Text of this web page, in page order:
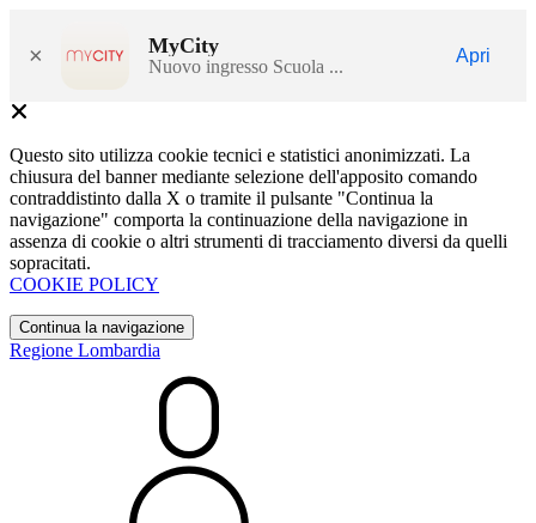
× MyCity
Nuovo ingresso Scuola ...
Apri
Questo sito utilizza cookie tecnici e statistici anonimizzati. La
chiusura del banner mediante selezione dell'apposito comando
contraddistinto dalla X o tramite il pulsante "Continua la
navigazione" comporta la continuazione della navigazione in
assenza di cookie o altri strumenti di tracciamento diversi da quelli
sopracitati.
COOKIE POLICY
Continua la navigazione
Regione Lombardia